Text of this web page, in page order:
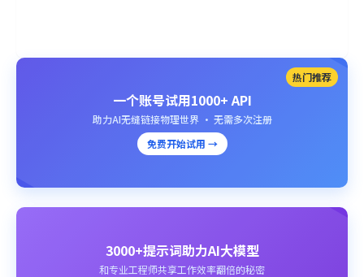
热门推荐
一个账号试用1000+ API
助力AI无缝链接物理世界 · 无需多次注册
免费开始试用 →
3000+提示词助力AI大模型
和专业工程师共享工作效率翻倍的秘密